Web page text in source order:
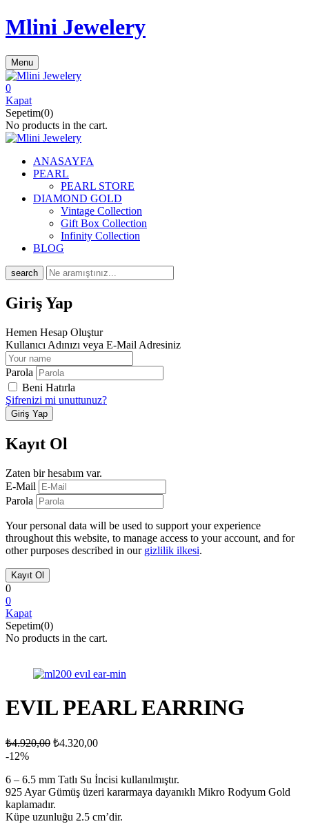
Mlini Jewelery
Menu
0
Kapat
Sepetim(0)
No products in the cart.
ANASAYFA
PEARL
PEARL STORE
DIAMOND GOLD
Vintage Collection
Gift Box Collection
Infinity Collection
BLOG
search
Giriş Yap
Hemen Hesap Oluştur
Kullanıcı Adınızı veya E-Mail Adresiniz
Parola
Beni Hatırla
Şifrenizi mi unuttunuz?
Kayıt Ol
Zaten bir hesabım var.
E-Mail
Parola
Your personal data will be used to support your experience
throughout this website, to manage access to your account, and for
other purposes described in our gizlilik ilkesi.
0
0
Kapat
Sepetim(0)
No products in the cart.
EVIL PEARL EARRING
₺4.920,00 ₺4.320,00
-12%
6 – 6.5 mm Tatlı Su İncisi kullanılmıştır.
925 Ayar Gümüş üzeri kararmaya dayanıklı Mikro Rodyum Gold
kaplamadır.
Küpe uzunluğu 2.5 cm’dir.